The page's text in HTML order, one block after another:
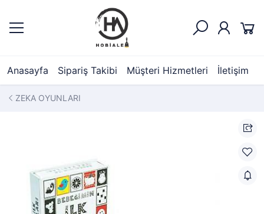
Anasayfa Sipariş Takibi Müşteri Hizmetleri İletişim
ZEKA OYUNLARI